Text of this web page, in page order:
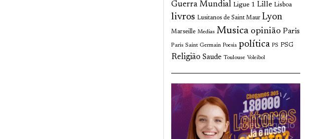
Guerra Mundial Ligue 1 Lille Lisboa
livros Lusitanos de Saint Maur Lyon
Marseille Medias Musica opinião Paris
Paris Saint Germain Poesia política PS PSG
Religião Saude Toulouse Voleibol